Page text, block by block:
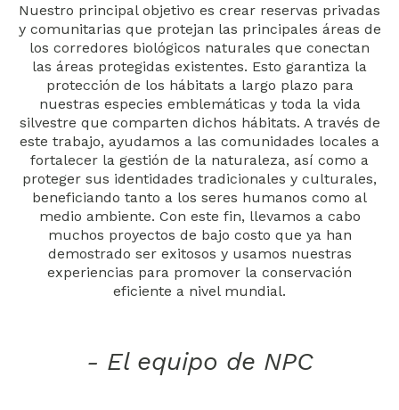
Nuestro principal objetivo es crear reservas privadas
y comunitarias que protejan las principales áreas de
los corredores biológicos naturales que conectan
las áreas protegidas existentes. Esto garantiza la
protección de los hábitats a largo plazo para
nuestras especies emblemáticas y toda la vida
silvestre que comparten dichos hábitats. A través de
este trabajo, ayudamos a las comunidades locales a
fortalecer la gestión de la naturaleza, así como a
proteger sus identidades tradicionales y culturales,
beneficiando tanto a los seres humanos como al
medio ambiente. Con este fin, llevamos a cabo
muchos proyectos de bajo costo que ya han
demostrado ser exitosos y usamos nuestras
experiencias para promover la conservación
eficiente a nivel mundial.
- El equipo de NPC